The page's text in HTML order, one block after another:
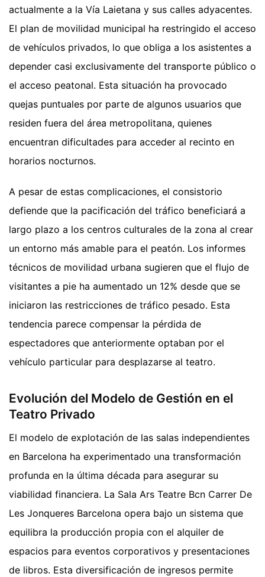
actualmente a la Vía Laietana y sus calles adyacentes.
El plan de movilidad municipal ha restringido el acceso
de vehículos privados, lo que obliga a los asistentes a
depender casi exclusivamente del transporte público o
el acceso peatonal. Esta situación ha provocado
quejas puntuales por parte de algunos usuarios que
residen fuera del área metropolitana, quienes
encuentran dificultades para acceder al recinto en
horarios nocturnos.
A pesar de estas complicaciones, el consistorio
defiende que la pacificación del tráfico beneficiará a
largo plazo a los centros culturales de la zona al crear
un entorno más amable para el peatón. Los informes
técnicos de movilidad urbana sugieren que el flujo de
visitantes a pie ha aumentado un 12% desde que se
iniciaron las restricciones de tráfico pesado. Esta
tendencia parece compensar la pérdida de
espectadores que anteriormente optaban por el
vehículo particular para desplazarse al teatro.
Evolución del Modelo de Gestión en el
Teatro Privado
El modelo de explotación de las salas independientes
en Barcelona ha experimentado una transformación
profunda en la última década para asegurar su
viabilidad financiera. La Sala Ars Teatre Bcn Carrer De
Les Jonqueres Barcelona opera bajo un sistema que
equilibra la producción propia con el alquiler de
espacios para eventos corporativos y presentaciones
de libros. Esta diversificación de ingresos permite